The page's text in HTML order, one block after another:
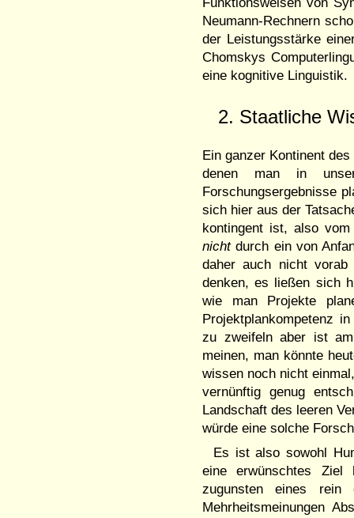
Neumann-Rechnern
der Leistungsstärke
Chomskys
eine kognitive
2. Staatliche
Ein ganzer Kontinent
denen man in
Forschungsergebnisse
sich hier aus der
kontingent ist, also
nichtdurch ein von
daher auch nicht
denken, es ließen sich
wie man Projekte
Projektplankompetenz
zu zweifeln aber ist
meinen, man könnte
wissen noch nicht
vernünftig genug
Landschaft des leeren
würde eine solche
Es ist also sowohl
eine erwünschtes
zugunsten eines rein
Mehrheitsmeinungen